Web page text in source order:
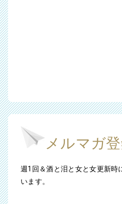
メルマガ
週1回＆酒と泪と女と女更新時
います。